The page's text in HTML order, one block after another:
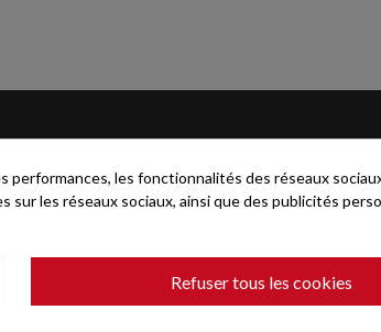
Pradel Excellence
Pont-Salomon
pradelexcellence.com
les fonctionnalités des réseaux
les réseaux sociaux, ainsi que des publicités
Refuser tous les cookies